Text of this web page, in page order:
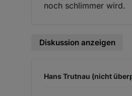
noch schlimmer wird.
Diskussion anzeigen
Hans Trutnau (nicht